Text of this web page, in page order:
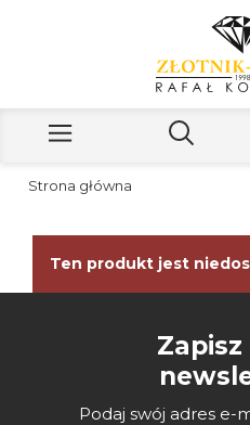
Strona główna
Ten produkt jest
Podaj swój adres e-